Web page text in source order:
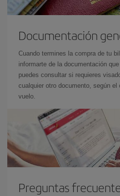
Documentación
Cuando termines la compra de tu
informarte de la documentación
puedes consultar si requieres
cualquier otro documento, según
vuelo.
Preguntas